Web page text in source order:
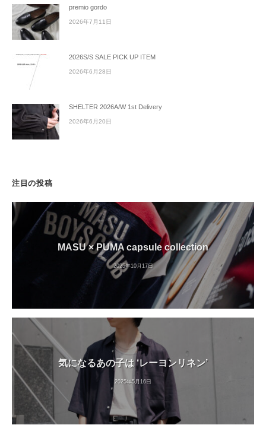
premio gordo
2026年7月11日
2026S/S SALE PICK UP ITEM
2026年6月28日
SHELTER 2026A/W 1st Delivery
2026年6月20日
注目の投稿
MASU × PUMA capsule collection
2025年10月17日
気になるあの子は ‘レーヨンリネン’
2025年5月16日